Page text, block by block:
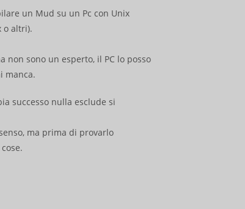
un Mud su un Pc con Unix
o altri).
non sono un esperto, il PC lo posso
manca.
successo nulla esclude si
ma prima di provarlo